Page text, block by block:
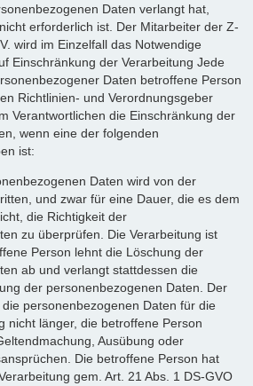
Daten verlangt hat,
erforderlich ist. Der Mitarbeiter der Z-
wird im Einzelfall das Notwendige
Einschränkung der Verarbeitung Jede
Daten betroffene Person
Richtlinien- und Verordnungsgeber
Verantwortlichen die Einschränkung der
wenn eine der folgenden
ist:
Daten wird von der
und zwar für eine Dauer, die es dem
die Richtigkeit der
zu überprüfen. Die Verarbeitung ist
Person lehnt die Löschung der
ab und verlangt stattdessen die
der personenbezogenen Daten. Der
personenbezogenen Daten für die
nicht länger, die betroffene Person
Ausübung oder
Die betroffene Person hat
gem. Art. 21 Abs. 1 DS-GVO